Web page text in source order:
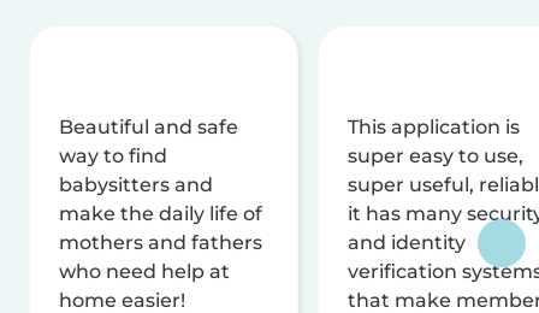
Beautiful and safe
way to find
babysitters and
make the daily life of
mothers and fathers
who need help at
home easier!
This application is
super easy to use,
super useful,
it has many
and identity
verification
that make